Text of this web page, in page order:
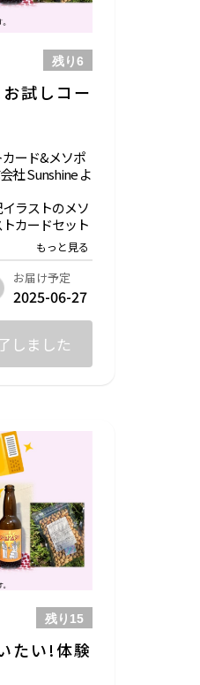
残り6
試しコー
ード&メソポ
社 Sunshine よ
ラストのメソ
カードセット
太陽の恵みお
の炒り豆で
メソポタミ
ついて
法令で禁止さ
よりお届けい
お届け予定
2025-06-27
しました
残り 15
たい!体験